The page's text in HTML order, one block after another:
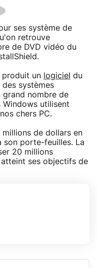
ses système de
retrouve
de DVD vidéo du
produit un logiciel du
systèmes
grand nombre de
Windows utilisent
chers PC.
millions de dollars en
son porte-feuilles. La
20 millions
atteint ses objectifs de